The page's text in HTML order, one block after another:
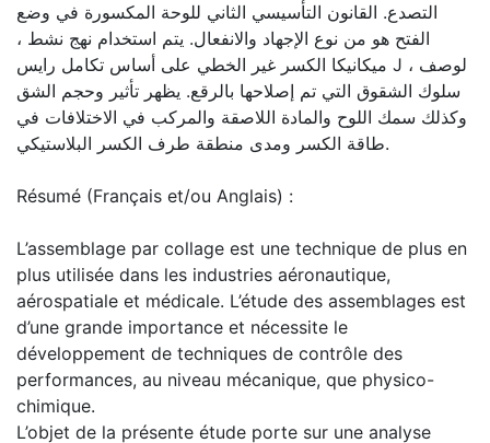
التصدع. القانون التأسيسي الثاني للوحة المكسورة في وضع
الفتح هو من نوع الإجهاد والانفعال. يتم استخدام نهج نشط ،
ميكانيكا الكسر غير الخطي على أساس تكامل رايس J ، لوصف
سلوك الشقوق التي تم إصلاحها بالرقع. يظهر تأثير وحجم الشق
وكذلك سمك اللوح والمادة اللاصقة والمركب في الاختلافات في
طاقة الكسر ومدى منطقة طرف الكسر البلاستيكي.
Résumé (Français et/ou Anglais) :
L’assemblage par collage est une technique de plus en
plus utilisée dans les industries aéronautique,
aérospatiale et médicale. L’étude des assemblages est
d’une grande importance et nécessite le
développement de techniques de contrôle des
performances, au niveau mécanique, que physico-
chimique.
L’objet de la présente étude porte sur une analyse